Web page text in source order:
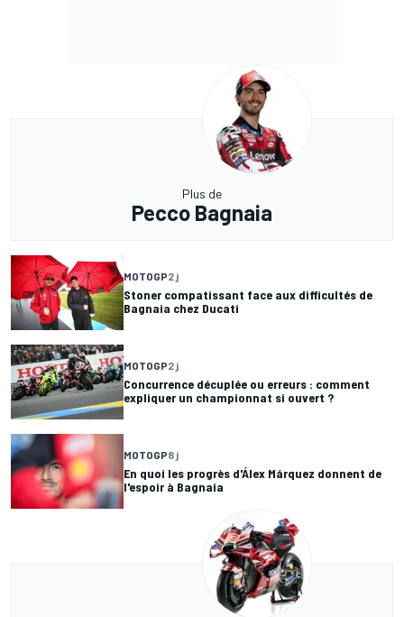
Plus de
Pecco Bagnaia
MOTOGP2 j
Stoner compatissant face aux difficultés de
Bagnaia chez Ducati
MOTOGP2 j
Concurrence décuplée ou erreurs : comment
expliquer un championnat si ouvert ?
MOTOGP8 j
En quoi les progrès d'Álex Márquez donnent de
l'espoir à Bagnaia